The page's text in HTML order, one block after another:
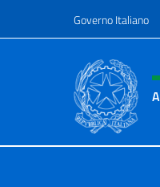
Governo Italiano